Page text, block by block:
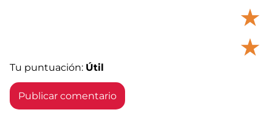
★
★
Tu puntuación: Útil